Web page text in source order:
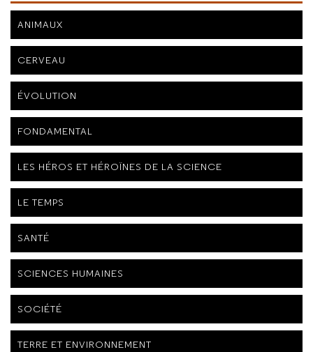
ANIMAUX
CERVEAU
ÉVOLUTION
FONDAMENTAL
LES HÉROS ET HÉROÏNES DE LA SCIENCE
LE TEMPS
SANTÉ
SCIENCES HUMAINES
SOCIÉTÉ
TERRE ET ENVIRONNEMENT